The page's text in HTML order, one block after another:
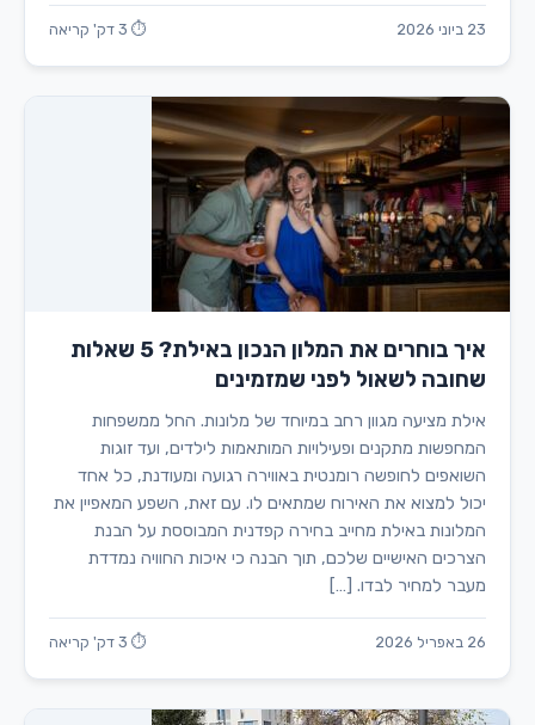
23 ביוני 2026 ⏱ 3 דק' קריאה
איך בוחרים את המלון הנכון באילת? 5 שאלות
שחובה לשאול לפני שמזמינים
אילת מציעה מגוון רחב במיוחד של מלונות. החל ממשפחות
המחפשות מתקנים ופעילויות המותאמות לילדים, ועד זוגות
השואפים לחופשה רומנטית באווירה רגועה ומעודנת, כל אחד
יכול למצוא את האירוח שמתאים לו. עם זאת, השפע המאפיין את
המלונות באילת מחייב בחירה קפדנית המבוססת על הבנת
הצרכים האישיים שלכם, תוך הבנה כי איכות החוויה נמדדת
מעבר למחיר לבדו. […]
26 באפריל 2026 ⏱ 3 דק' קריאה